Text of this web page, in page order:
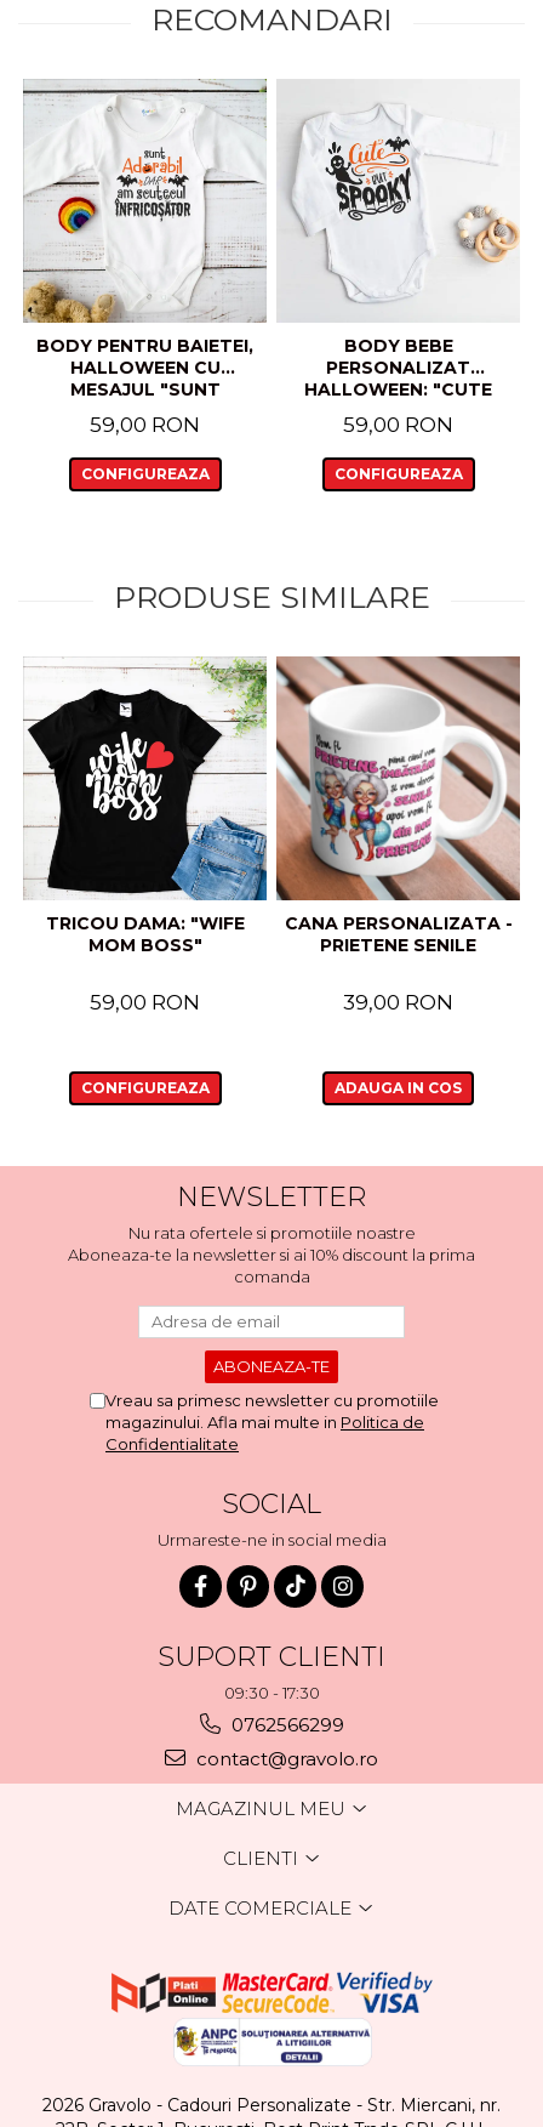
RECOMANDARI
BODY PENTRU BAIETEI,
HALLOWEEN CU
MESAJUL "SUNT
SCUTECUL
INFRICOSATOR"
59,00 RON
CONFIGUREAZA
BODY BEBE
PERSONALIZAT
HALLOWEEN: "CUTE
59,00 RON
CONFIGUREAZA
PRODUSE SIMILARE
TRICOU DAMA: "WIFE
MOM BOSS"
59,00 RON
CONFIGUREAZA
CANA PERSONALIZATA -
PRIETENE SENILE
39,00 RON
ADAUGA IN COS
NEWSLETTER
Nu rata ofertele si promotiile noastre
Aboneaza-te la newsletter si ai 10% discount la prima
comanda
Vreau sa primesc newsletter cu promotiile
magazinului. Afla mai multe in Politica de
Confidentialitate
SOCIAL
Urmareste-ne in social media
SUPORT CLIENTI
09:30 - 17:30
0762566299
contact@gravolo.ro
MAGAZINUL MEU
CLIENTI
DATE COMERCIALE
2026 Gravolo - Cadouri Personalizate - Str. Miercani, nr.